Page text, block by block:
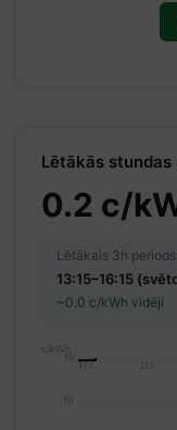
Lētākās stundas
0.2 c/
Lētākais 3h periods:
13:15–16:15
~0.0 c/kWh vidēji
c/kWh
10
15
17:00 21:00